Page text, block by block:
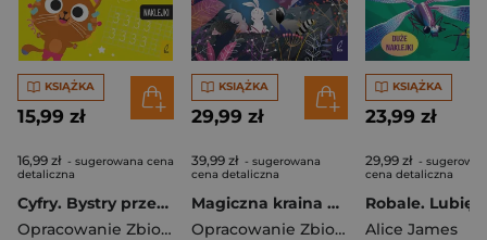
KSIĄŻKA
15,99 zł
16,99 zł - sugerowana cena
detaliczna
Cyfry. Bystry przedszkolak
Opracowanie Zbiorowe
KSIĄŻKA
29,99 zł
39,99 zł - sugerowana
cena detaliczna
Magiczna kraina baśni
Opracowanie Zbiorowe
KSIĄŻKA
23,99 zł
29,99 zł -
cena detaliczna
Alice James